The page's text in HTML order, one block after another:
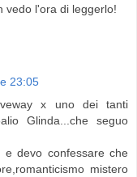
vedo l'ora di leggerlo!
23:05
x uno dei tanti
Glinda...che seguo
devo confessare che
mistero